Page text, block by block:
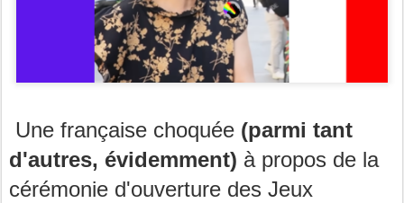
Une française choquée (parmi tant
d'autres, évidemment) à propos de la
cérémonie d'ouverture des Jeux